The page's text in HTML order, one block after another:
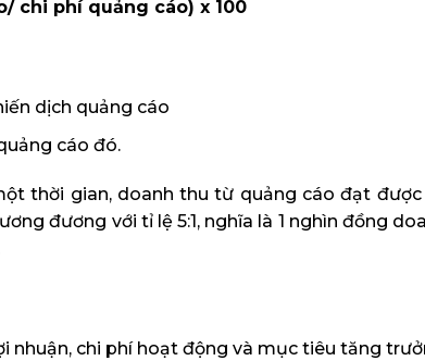
chi phí quảng cáo) x 100
dịch quảng cáo
cáo đó.
thời gian, doanh thu từ quảng cáo đạt được
đương với tỉ lệ 5:1, nghĩa là 1 nghìn đồng
nhuận, chi phí hoạt động và mục tiêu tăng